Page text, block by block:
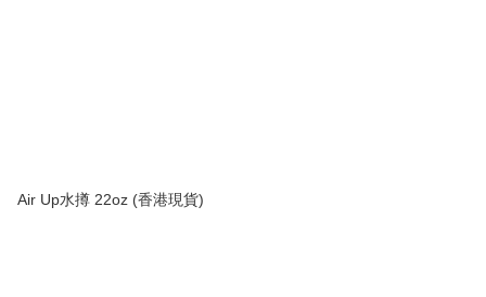
Air Up水撙 22oz (香港現貨)